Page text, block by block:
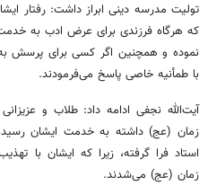
تولیت مدرسه دینی ابراز داشت: رفتار
که هرگاه فرزندی برای عرض ادب به
نموده و همچنین اگر کسی برای پرسش
با طمأنیه خاصی پاسخ می‌فرمودند.
آیت‌الله نجفی ادامه داد:‌ طلاب و
زمان (عج) داشته به خدمت ایشان
استاد فرا گرفته، زیرا که ایشان با
زمان (عج) می‌شدند.